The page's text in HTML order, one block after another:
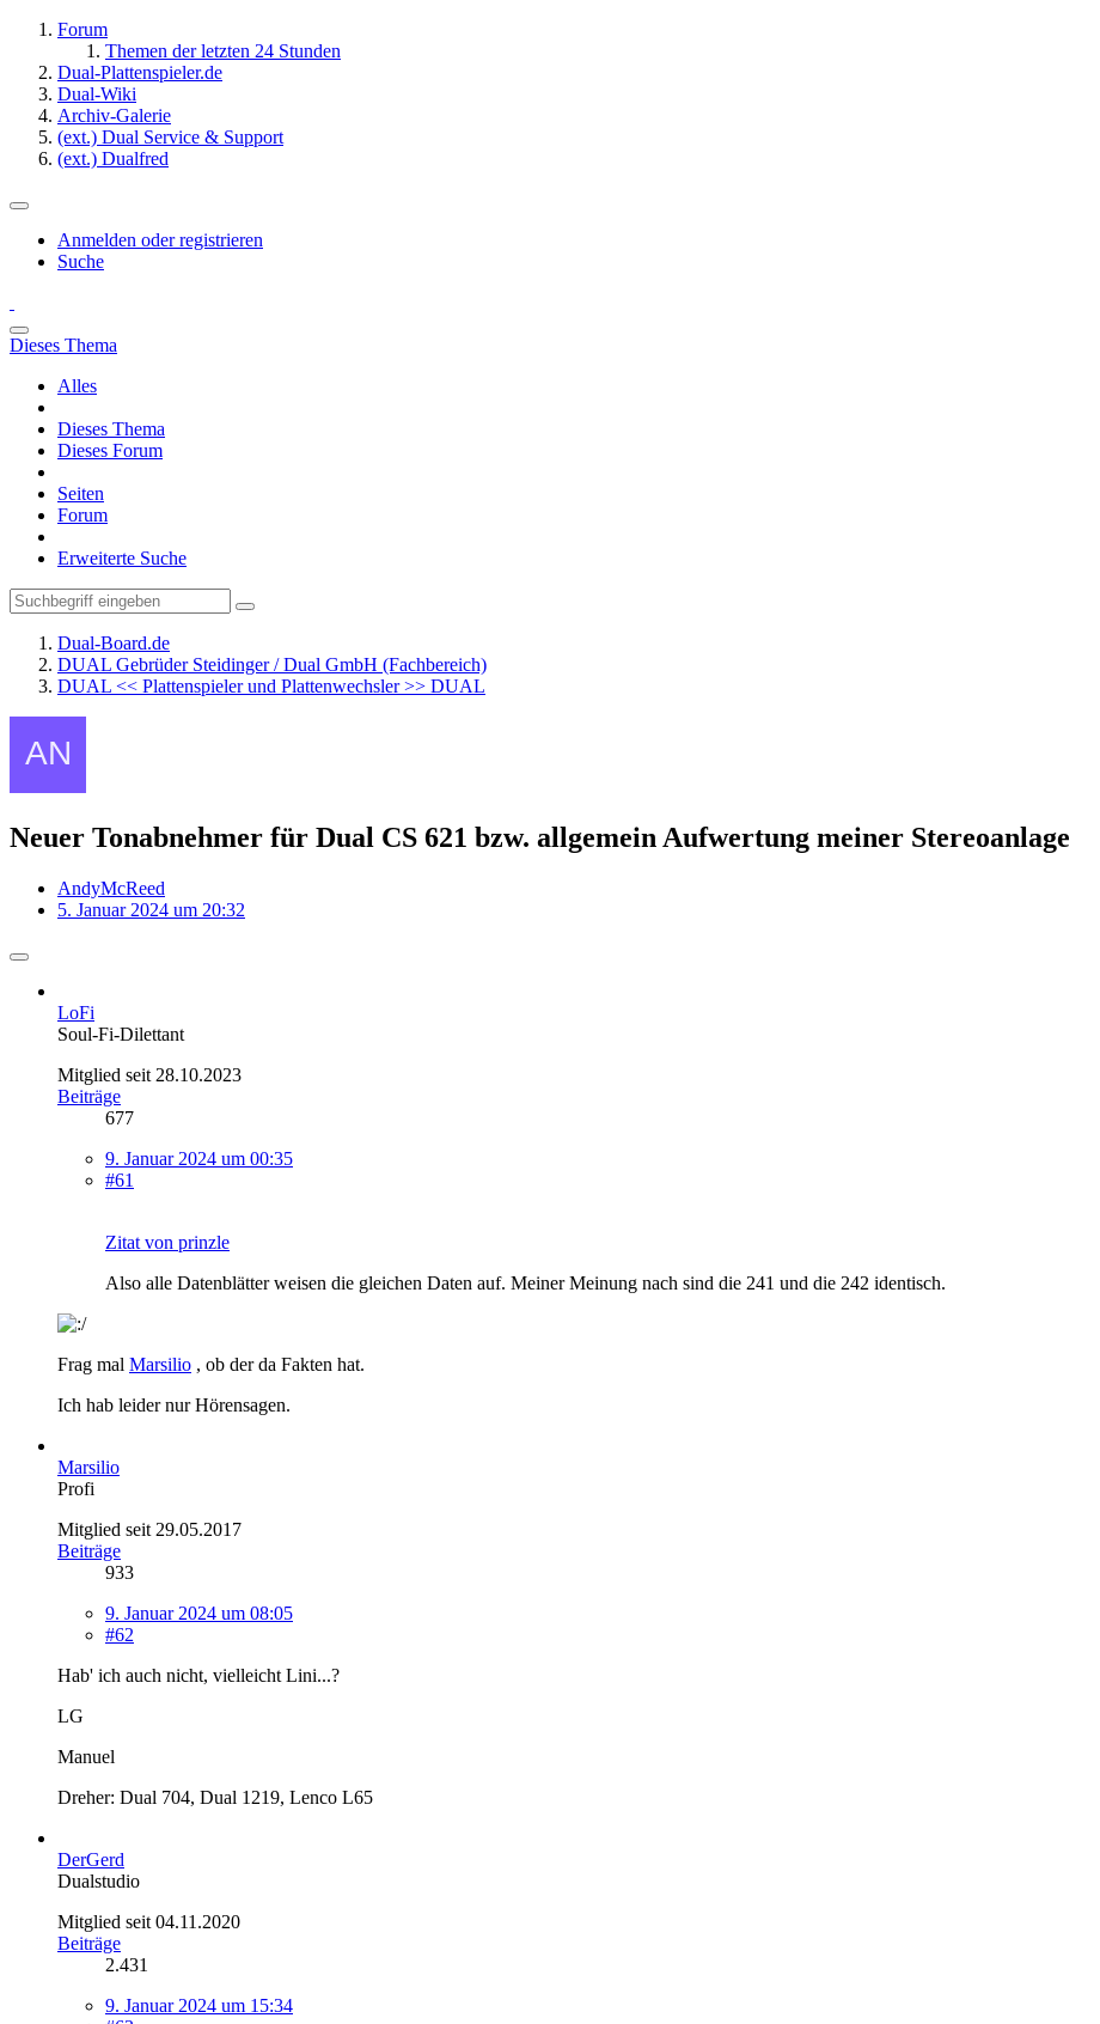
Forum
Themen der letzten 24 Stunden
Dual-Plattenspieler.de
Dual-Wiki
Archiv-Galerie
(ext.) Dual Service & Support
(ext.) Dualfred
Anmelden oder registrieren
Suche
Dieses Thema
Alles
Dieses Thema
Dieses Forum
Seiten
Forum
Erweiterte Suche
Dual-Board.de
DUAL Gebrüder Steidinger / Dual GmbH (Fachbereich)
DUAL << Plattenspieler und Plattenwechsler >> DUAL
Neuer Tonabnehmer für Dual CS 621 bzw. allgemein Aufwertung meiner Stereoanlage
AndyMcReed
5. Januar 2024 um 20:32
LoFi
Soul-Fi-Dilettant
Mitglied seit 28.10.2023
Beiträge
677
9. Januar 2024 um 00:35
#61
Zitat von prinzle
Also alle Datenblätter weisen die gleichen Daten auf. Meiner Meinung nach sind die 241 und die 242 identisch.
Frag mal Marsilio , ob der da Fakten hat.
Ich hab leider nur Hörensagen.
Marsilio
Profi
Mitglied seit 29.05.2017
Beiträge
933
9. Januar 2024 um 08:05
#62
Hab' ich auch nicht, vielleicht Lini...?
LG
Manuel
Dreher: Dual 704, Dual 1219, Lenco L65
DerGerd
Dualstudio
Mitglied seit 04.11.2020
Beiträge
2.431
9. Januar 2024 um 15:34